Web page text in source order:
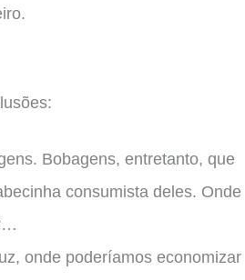
Bobagens, entretanto, que
consumista deles. Onde
onde poderíamos economizar